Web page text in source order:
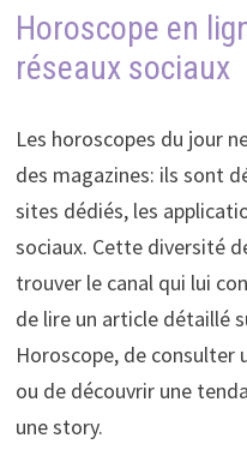
Horoscope en
réseaux sociaux
Les horoscopes du jour
des magazines: ils sont
sites dédiés, les
sociaux. Cette diversité
trouver le canal qui lui
de lire un article détaillé
Horoscope, de consulter
ou de découvrir une
une story.